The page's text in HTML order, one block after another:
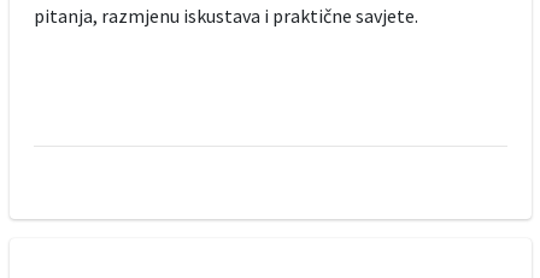
pitanja, razmjenu iskustava i praktične savjete.